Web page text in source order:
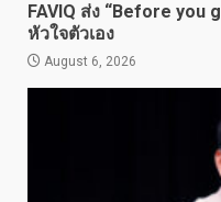
FAVIQ ส่ง “Before you
หัวใจตัวเอง
August 6, 2026